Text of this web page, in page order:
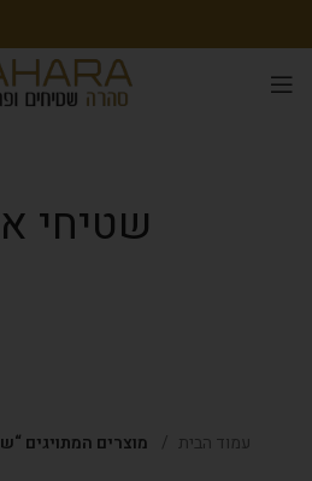
שטיחי
עמוד הבית מוצרים המתויגים